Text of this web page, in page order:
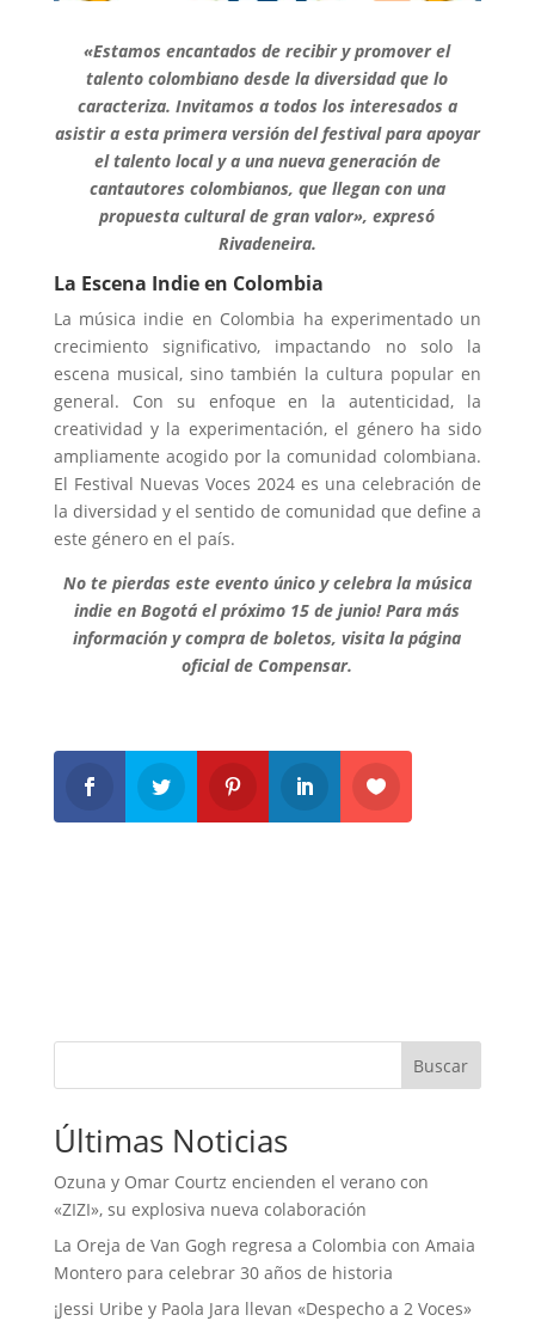
«Estamos encantados de recibir y promover el
talento colombiano desde la diversidad que lo
caracteriza. Invitamos a todos los interesados a
asistir a esta primera versión del festival para apoyar
el talento local y a una nueva generación de
cantautores colombianos, que llegan con una
propuesta cultural de gran valor», expresó
Rivadeneira.
La Escena Indie en Colombia
La música indie en Colombia ha experimentado un
crecimiento significativo, impactando no solo la
escena musical, sino también la cultura popular en
general. Con su enfoque en la autenticidad, la
creatividad y la experimentación, el género ha sido
ampliamente acogido por la comunidad colombiana.
El Festival Nuevas Voces 2024 es una celebración de
la diversidad y el sentido de comunidad que define a
este género en el país.
No te pierdas este evento único y celebra la música
indie en Bogotá el próximo 15 de junio!Para más
información y compra de boletos, visita la página
oficial de Compensar.
Buscar
Últimas Noticias
Ozuna y Omar Courtz encienden el verano con
«ZIZI», su explosiva nueva colaboración
La Oreja de Van Gogh regresa a Colombia con Amaia
Montero para celebrar 30 años de historia
¡Jessi Uribe y Paola Jara llevan «Despecho a 2 Voces»